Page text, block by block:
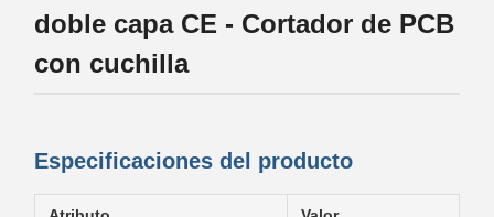
doble capa CE - Cortador de PCB
con cuchilla
Especificaciones del producto